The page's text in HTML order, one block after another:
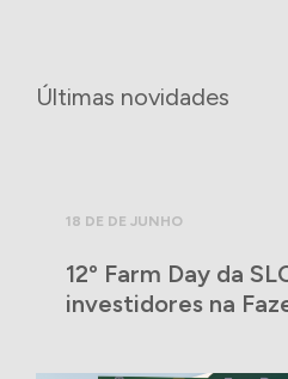
Últimas novidades
18 DE DE JUNHO
12º Farm Day da
investidores na